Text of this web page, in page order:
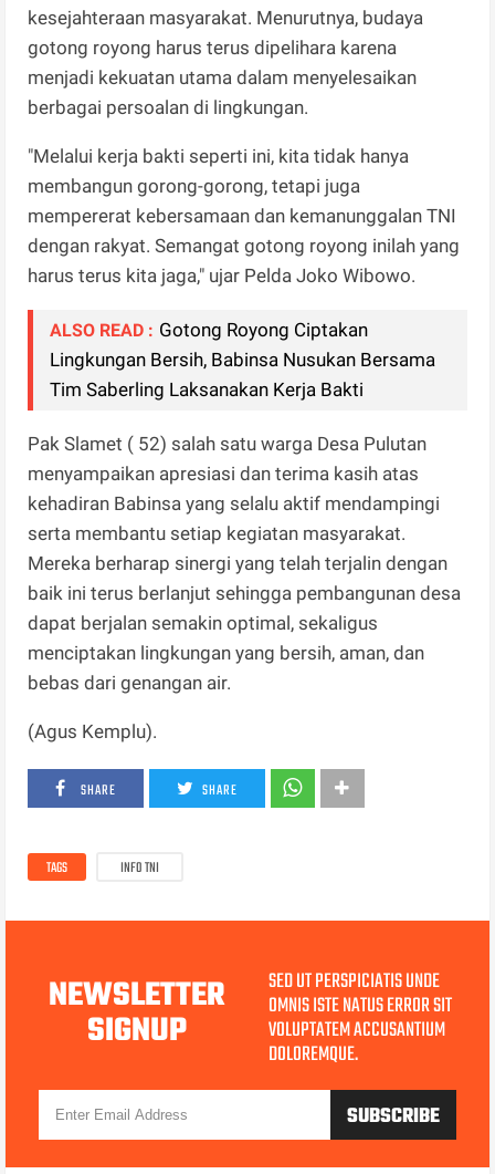
kesejahteraan masyarakat. Menurutnya, budaya
gotong royong harus terus dipelihara karena
menjadi kekuatan utama dalam menyelesaikan
berbagai persoalan di lingkungan.
"Melalui kerja bakti seperti ini, kita tidak hanya
membangun gorong-gorong, tetapi juga
mempererat kebersamaan dan kemanunggalan TNI
dengan rakyat. Semangat gotong royong inilah yang
harus terus kita jaga," ujar Pelda Joko Wibowo.
ALSO READ : Gotong Royong Ciptakan
Lingkungan Bersih, Babinsa Nusukan Bersama
Tim Saberling Laksanakan Kerja Bakti
Pak Slamet ( 52) salah satu warga Desa Pulutan
menyampaikan apresiasi dan terima kasih atas
kehadiran Babinsa yang selalu aktif mendampingi
serta membantu setiap kegiatan masyarakat.
Mereka berharap sinergi yang telah terjalin dengan
baik ini terus berlanjut sehingga pembangunan desa
dapat berjalan semakin optimal, sekaligus
menciptakan lingkungan yang bersih, aman, dan
bebas dari genangan air.
(Agus Kemplu).
SHARE SHARE
TAGS INFO TNI
NEWSLETTER
SIGNUP
SED UT PERSPICIATIS UNDE
OMNIS ISTE NATUS ERROR SIT
VOLUPTATEM ACCUSANTIUM
DOLOREMQUE.